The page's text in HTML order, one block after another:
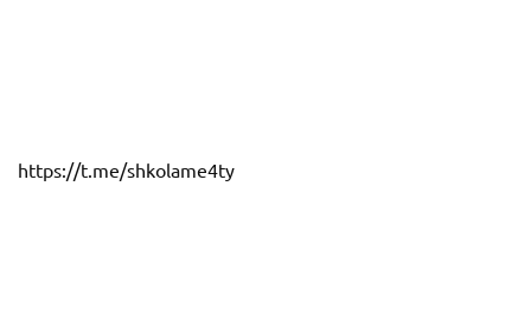
https://t.me/shkolame4ty